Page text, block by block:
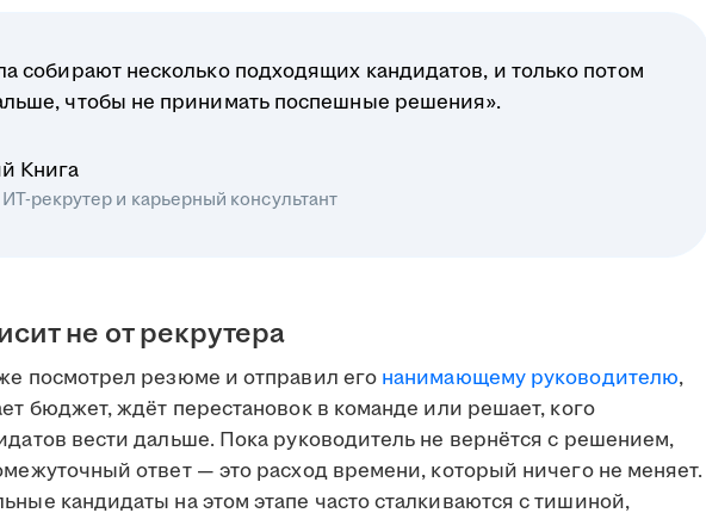
собирают несколько подходящих кандидатов, и только потом
чтобы не принимать поспешные решения».
Книга
рекрутер и карьерный консультант
не от рекрутера
посмотрел резюме и отправил его нанимающему руководителю,
бюджет, ждёт перестановок в команде или решает, кого
вести дальше. Пока руководитель не вернётся с решением,
ответ — это расход времени, который ничего не меняет.
кандидаты на этом этапе часто сталкиваются с тишиной,